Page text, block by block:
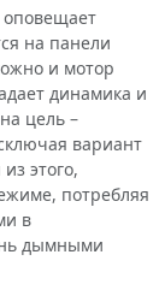
на панели
и мотор
динамика и
цель –
вариант
этого,
потребляя
в
дымными